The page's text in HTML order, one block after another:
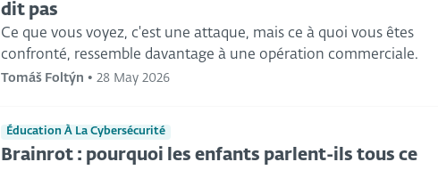
dit pas
Ce que vous voyez, c'est une attaque, mais ce à quoi vous êtes
confronté, ressemble davantage à une opération commerciale.
Tomáš Foltýn • 28 May 2026
Éducation À La Cybersécurité
Brainrot : pourquoi les enfants parlent-ils tous ce